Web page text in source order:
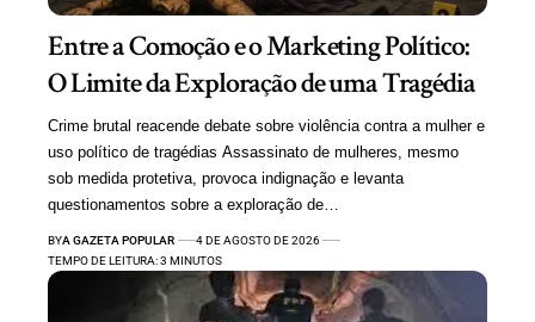
Entre a Comoção e o Marketing Político:
O Limite da Exploração de uma Tragédia
Crime brutal reacende debate sobre violência contra a mulher e
uso político de tragédias Assassinato de mulheres, mesmo
sob medida protetiva, provoca indignação e levanta
questionamentos sobre a exploração de…
BYA GAZETA POPULAR
4 DE AGOSTO DE 2026
TEMPO DE LEITURA: 3 MINUTOS